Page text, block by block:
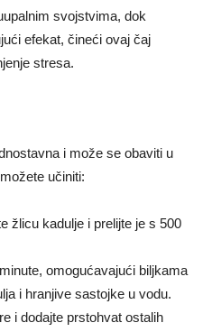
svojstvima, dok
efekat, čineći ovaj čaj
stresa.
i može se obaviti u
učiniti:
žlicu kadulje i prelijte je s 500
omogućavajući biljkama
i hranjive sastojke u vodu.
i dodajte prstohvat ostalih